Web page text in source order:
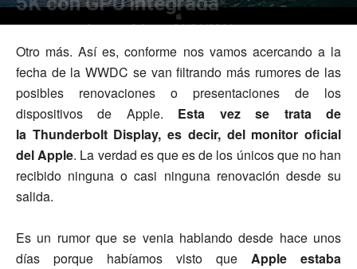
Por Manuel Bermúdez- 1
Otro más. Así es, conforme nos vamos acercando a la
fecha de la WWDC se van filtrando más rumores de las
posibles renovaciones o presentaciones de los
dispositivos de Apple. Esta vez se trata de
la Thunderbolt Display, es decir, del monitor oficial
del Apple. La verdad es que es de los únicos que no han
recibido ninguna o casi ninguna renovación desde su
salida.
Es un rumor que se venia hablando desde hace unos
días porque habíamos visto que Apple estaba